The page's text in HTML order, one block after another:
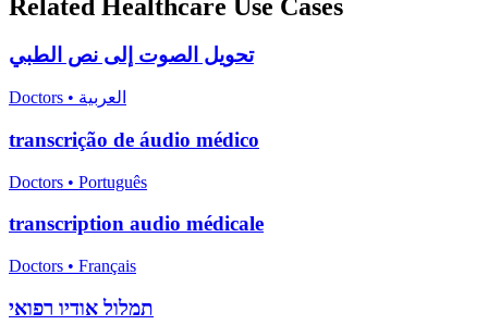
Related Healthcare Use Cases
تحويل الصوت إلى نص الطبي
Doctors • العربية
transcrição de áudio médico
Doctors • Português
transcription audio médicale
Doctors • Français
תמלול אודיו רפואי